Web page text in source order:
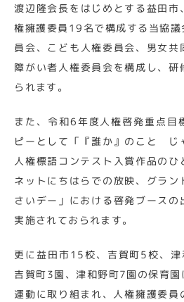
渡辺隆会長をはじめとする益田市
権擁護委員19名で構成する当協
員会、こども人権委員会、男女共
障がい者人権委員会を構成し、研
られます。
また、令和6年度人権啓発重点目
ピーとして「『誰か』のこと じ
人権標語コンテスト入賞作品のひ
ネットにちはらでの放映、グラン
さいデー」における啓発ブースの
実施されておられます。
更に益田市15校、吉賀町5校、
吉賀町3園、津和野町7園の保育園
運動に取り組まれ、人権擁護委員